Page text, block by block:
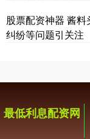
股票配资神器 酱
纠纷等问题引关注
最低利息配资网